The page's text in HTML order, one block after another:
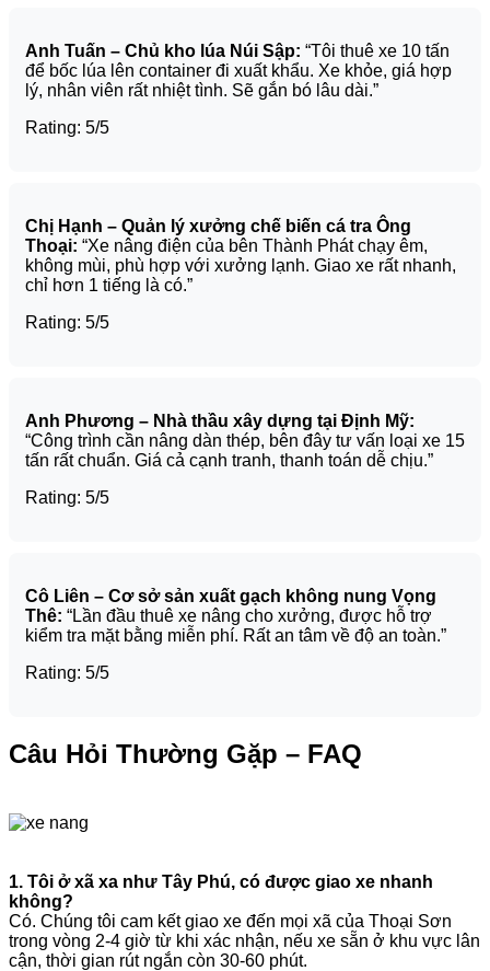
Anh Tuấn – Chủ kho lúa Núi Sập: “Tôi thuê xe 10 tấn
để bốc lúa lên container đi xuất khẩu. Xe khỏe, giá hợp
lý, nhân viên rất nhiệt tình. Sẽ gắn bó lâu dài.”
Rating: 5/5
Chị Hạnh – Quản lý xưởng chế biến cá tra Ông
Thoại: “Xe nâng điện của bên Thành Phát chạy êm,
không mùi, phù hợp với xưởng lạnh. Giao xe rất nhanh,
chỉ hơn 1 tiếng là có.”
Rating: 5/5
Anh Phương – Nhà thầu xây dựng tại Định Mỹ:
“Công trình cần nâng dàn thép, bên đây tư vấn loại xe 15
tấn rất chuẩn. Giá cả cạnh tranh, thanh toán dễ chịu.”
Rating: 5/5
Cô Liên – Cơ sở sản xuất gạch không nung Vọng
Thê: “Lần đầu thuê xe nâng cho xưởng, được hỗ trợ
kiểm tra mặt bằng miễn phí. Rất an tâm về độ an toàn.”
Rating: 5/5
Câu Hỏi Thường Gặp – FAQ
1. Tôi ở xã xa như Tây Phú, có được giao xe nhanh
không?
Có. Chúng tôi cam kết giao xe đến mọi xã của Thoại Sơn
trong vòng 2-4 giờ từ khi xác nhận, nếu xe sẵn ở khu vực lân
cận, thời gian rút ngắn còn 30-60 phút.